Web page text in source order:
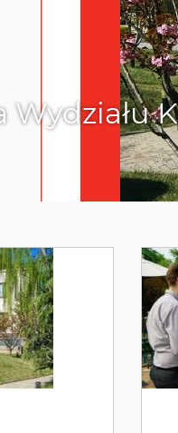
Wydziału